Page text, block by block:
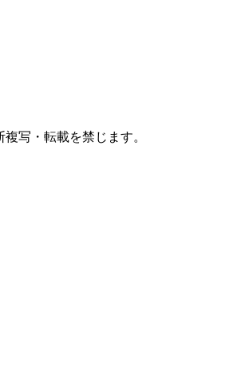
複写・転載を禁じます。